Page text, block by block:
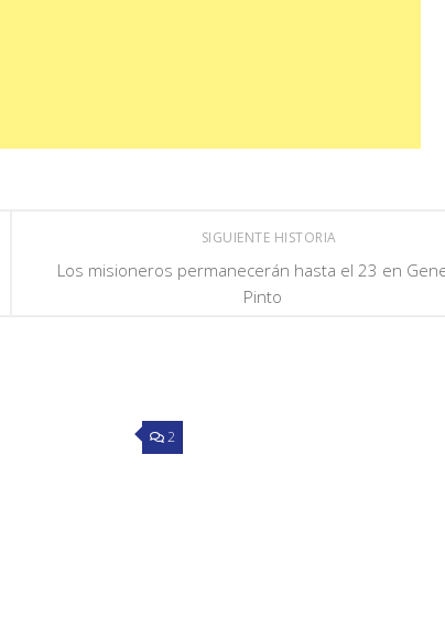
SIGUIENTE HISTORIA
Los misioneros permanecerán hasta el 23 en
Pinto
2